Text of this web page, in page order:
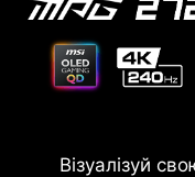
Візуалізуй